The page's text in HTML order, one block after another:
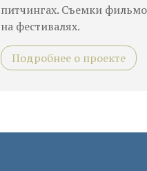
питчингах. Съемки
на фестивалях.
Подробнее о проекте